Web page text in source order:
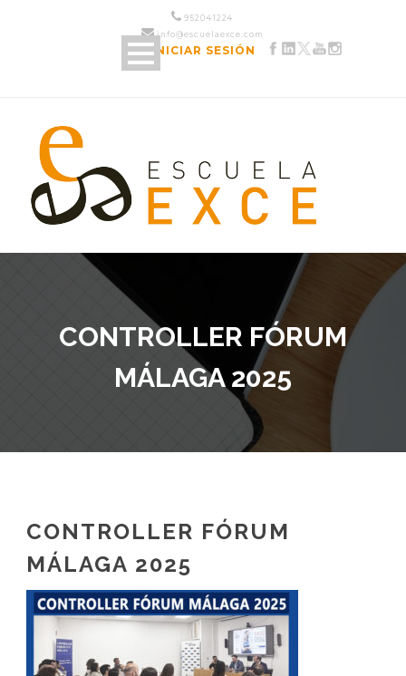
952 04 12 24
info@escuelaexce.com
INICIAR SESIÓN
CONTROLLER FÓRUM
MÁLAGA 2025
CONTROLLER FÓRUM
MÁLAGA 2025